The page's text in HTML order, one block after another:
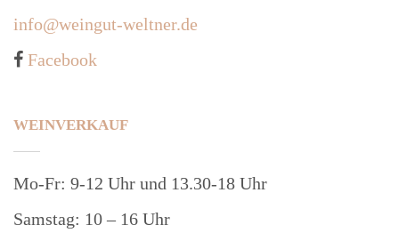
info@weingut-weltner.de
Facebook
WEINVERKAUF
Mo-Fr: 9-12 Uhr und 13.30-18 Uhr
Samstag: 10 – 16 Uhr